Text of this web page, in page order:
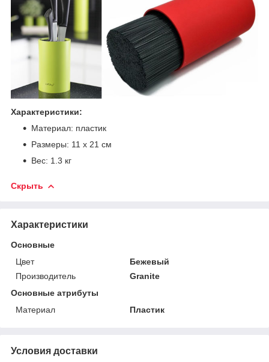
Характеристики:
Материал: пластик
Размеры: 11 х 21 см
Вес: 1.3 кг
Скрыть
Характеристики
Основные
Цвет
Бежевый
Производитель
Granite
Основные атрибуты
Материал
Пластик
Условия доставки